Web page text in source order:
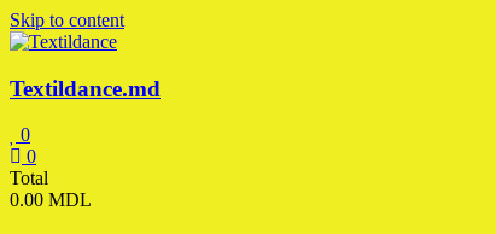
Skip to content
Textildance.md
0
0
Total
0.00 MDL